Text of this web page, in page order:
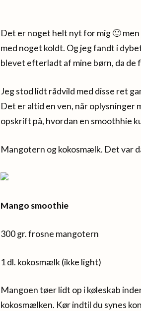
Det er noget helt nyt for mig 🙂
med noget koldt. Og jeg fandt i
blevet efterladt af mine børn, da de
Jeg stod lidt rådvild med disse ret
Det er altid en ven, når oplysninger
opskrift på, hvordan en smoothhie
Mangotern og kokosmælk. Det var
Mango smoothie
300 gr. frosne mangotern
1 dl. kokosmælk (ikke light)
Mangoen tøer lidt op i køleskab
kokosmælken. Kør indtil du synes